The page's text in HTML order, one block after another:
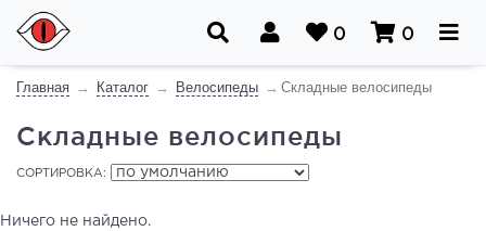
0 0
Главная Каталог Велосипеды Складные велосипеды
Складные велосипеды
СОРТИРОВКА:
Ничего не найдено.